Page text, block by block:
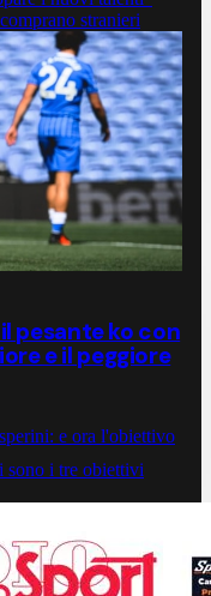
stranieri
pesante ko con
e il peggiore
e ora l'obiettivo
i tre obiettivi